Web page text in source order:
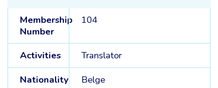
Membership
Number
104
Activities
Translator
Nationality
Belge